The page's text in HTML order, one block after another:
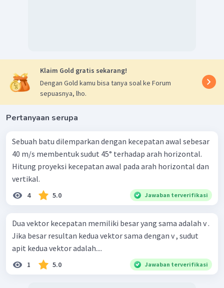
Dengan demikian, didapatkan besar resultan gaya
ketiga vektor adalah
.
Klaim Gold gratis sekarang!
Dengan Gold kamu bisa tanya soal ke Forum
sepuasnya, lho.
Pertanyaan serupa
Sebuah batu dilemparkan dengan kecepatan awal sebesar
40 m/s membentuk sudut 45° terhadap arah horizontal.
Hitung proyeksi kecepatan awal pada arah horizontal dan
vertikal.
4 5.0 Jawaban terverifikasi
Dua vektor kecepatan memiliki besar yang sama adalah v .
Jika besar resultan kedua vektor sama dengan v , sudut
apit kedua vektor adalah....
1 5.0 Jawaban terverifikasi